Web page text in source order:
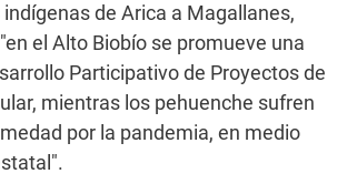
de Arica a Magallanes,
el Alto Biobío se promueve una
Participativo de Proyectos de
mientras los pehuenche sufren
por la pandemia, en medio